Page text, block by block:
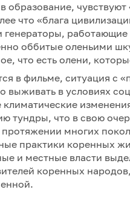
образование,
что «блага
генераторы,
оббитые оленьими
что есть олени,
в фильме, ситуация с
в условиях
тундры, что в свою
многих
практики коренных
и местные власти
коренных